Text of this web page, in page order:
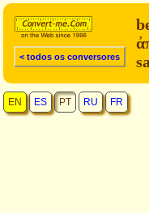
< todos os conversores
EN ES PT RU FR